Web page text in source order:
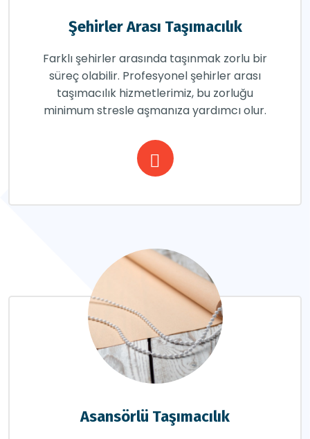
Şehirler Arası Taşımacılık
Farklı şehirler arasında taşınmak zorlu bir
süreç olabilir. Profesyonel şehirler arası
taşımacılık hizmetlerimiz, bu zorluğu
minimum stresle aşmanıza yardımcı olur.
Asansörlü Taşımacılık